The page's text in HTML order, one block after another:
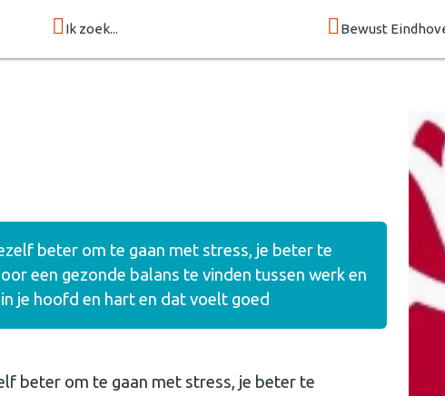
Ik zoek... Bewust
beter om te gaan met stress, je beter te
een gezonde balans te vinden tussen werk en
je hoofd en hart en dat voelt goed
beter om te gaan met stress, je beter te